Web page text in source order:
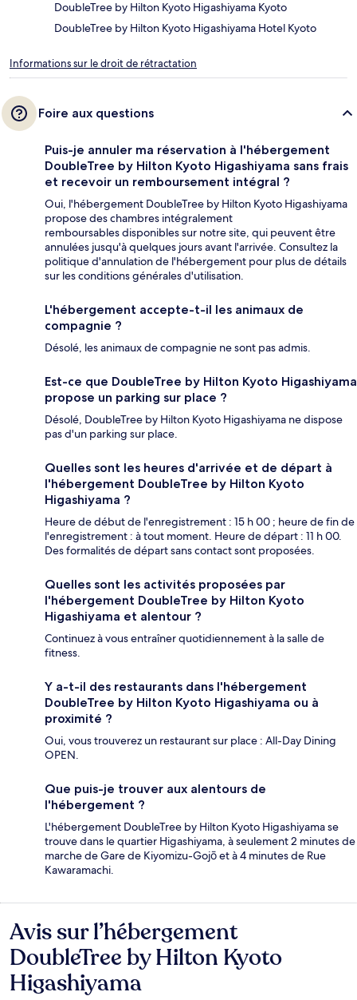
DoubleTree by Hilton Kyoto Higashiyama Kyoto
DoubleTree by Hilton Kyoto Higashiyama Hotel Kyoto
Informations sur le droit de rétractation
Foire aux questions
Puis-je annuler ma réservation à l'hébergement
DoubleTree by Hilton Kyoto Higashiyama sans frais
et recevoir un remboursement intégral ?
Oui, l'hébergement DoubleTree by Hilton Kyoto Higashiyama
propose des chambres intégralement
remboursables disponibles sur notre site, qui peuvent être
annulées jusqu'à quelques jours avant l'arrivée. Consultez la
politique d'annulation de l'hébergement pour plus de détails
sur les conditions générales d'utilisation.
L'hébergement accepte-t-il les animaux de
compagnie ?
Désolé, les animaux de compagnie ne sont pas admis.
Est-ce que DoubleTree by Hilton Kyoto Higashiyama
propose un parking sur place ?
Désolé, DoubleTree by Hilton Kyoto Higashiyama ne dispose
pas d'un parking sur place.
Quelles sont les heures d'arrivée et de départ à
l'hébergement DoubleTree by Hilton Kyoto
Higashiyama ?
Heure de début de l'enregistrement : 15 h 00 ; heure de fin de
l'enregistrement : à tout moment. Heure de départ : 11 h 00.
Des formalités de départ sans contact sont proposées.
Quelles sont les activités proposées par
l'hébergement DoubleTree by Hilton Kyoto
Higashiyama et alentour ?
Continuez à vous entraîner quotidiennement à la salle de
fitness.
Y a-t-il des restaurants dans l'hébergement
DoubleTree by Hilton Kyoto Higashiyama ou à
proximité ?
Oui, vous trouverez un restaurant sur place : All-Day Dining
OPEN.
Que puis-je trouver aux alentours de
l'hébergement ?
L'hébergement DoubleTree by Hilton Kyoto Higashiyama se
trouve dans le quartier Higashiyama, à seulement 2 minutes de
marche de Gare de Kiyomizu-Gojō et à 4 minutes de Rue
Kawaramachi.
Avis
Avis sur l’hébergement
DoubleTree by Hilton Kyoto
Higashiyama